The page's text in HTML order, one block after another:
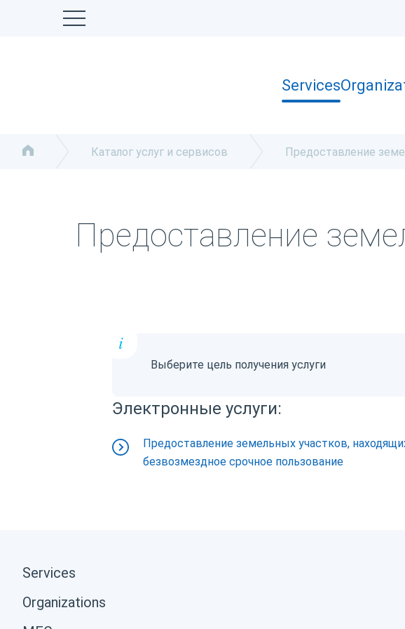
Services
Каталог услуг и сервисов Предоставление
Предоставление
i
Выберите цель получения услуги
Электронные услуги:
Предоставление земельных участков,
безвозмездное срочное пользование
Services
Organizations